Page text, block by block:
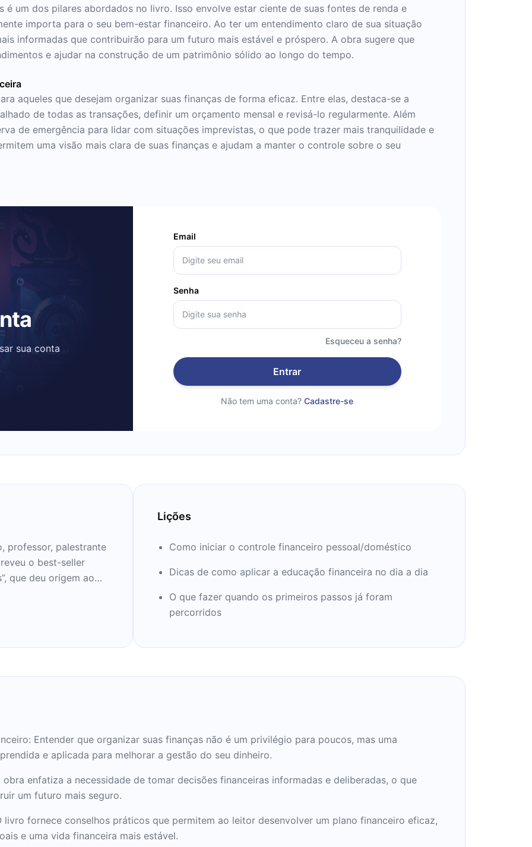
é um dos pilares abordados no livro. Isso envolve estar ciente de suas fontes de renda e
importa para o seu bem-estar financeiro. Ao ter um entendimento claro de sua situação
informadas que contribuirão para um futuro mais estável e próspero. A obra sugere que
e ajudar na construção de um patrimônio sólido ao longo do tempo.
aqueles que desejam organizar suas finanças de forma eficaz. Entre elas, destaca-se a
de todas as transações, definir um orçamento mensal e revisá-lo regularmente. Além
de emergência para lidar com situações imprevistas, o que pode trazer mais tranquilidade e
uma visão mais clara de suas finanças e ajudam a manter o controle sobre o seu
sua conta
Email
Senha
Esqueceu a senha?
Entrar
Não tem uma conta? Cadastre-se
professor, palestrante
o best-seller
que deu origem ao
lançamentos da
bilheteria do
de alunos em seus
e economia
e consultorias
Foi considerado pela
influentes do ano.
projetos
de conteúdo
Lições
Como iniciar o controle financeiro pessoal/doméstico
Dicas de como aplicar a educação financeira no dia a dia
O que fazer quando os primeiros passos já foram
percorridos
Entender que organizar suas finanças não é um privilégio para poucos, mas uma
e aplicada para melhorar a gestão do seu dinheiro.
enfatiza a necessidade de tomar decisões financeiras informadas e deliberadas, o que
um futuro mais seguro.
livro fornece conselhos práticos que permitem ao leitor desenvolver um plano financeiro eficaz,
e uma vida financeira mais estável.